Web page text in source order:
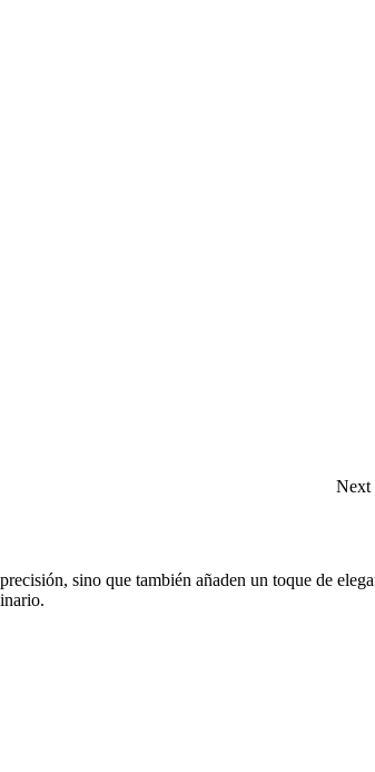
Next
sino que también añaden un toque de